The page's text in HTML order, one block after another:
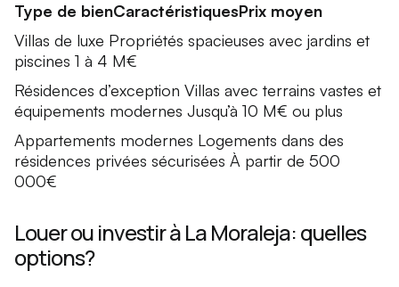
Type de bienCaractéristiquesPrix moyen
Villas de luxe Propriétés spacieuses avec jardins et
piscines 1 à 4 M€
Résidences d’exception Villas avec terrains vastes et
équipements modernes Jusqu’à 10 M€ ou plus
Appartements modernes Logements dans des
résidences privées sécurisées À partir de 500
000€
Louer ou investir à La Moraleja: quelles
options?